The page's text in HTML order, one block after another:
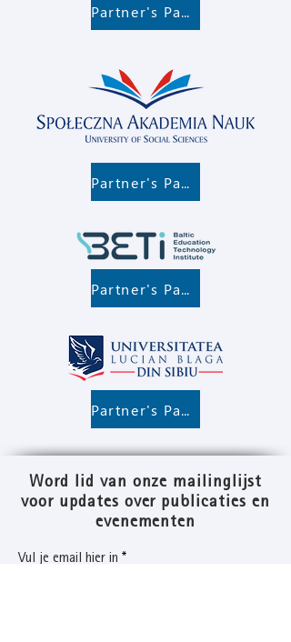
Partner's Page
Partner's Page
Partner's Page
Partner's Page
Word lid van onze mailinglijst
voor updates over publicaties en
evenementen
Vul je email hier in